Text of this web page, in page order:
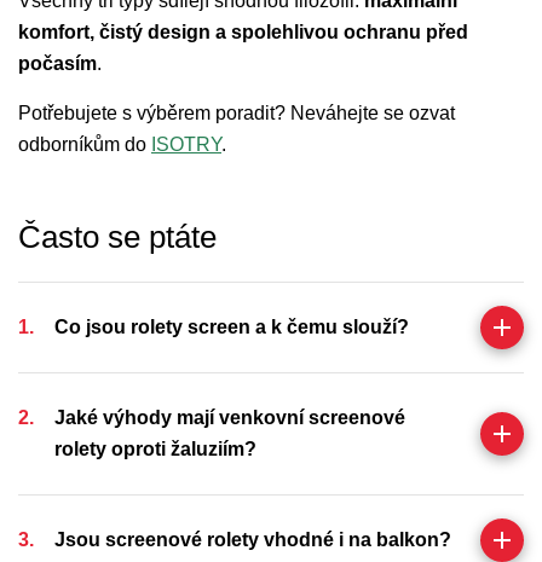
komfort, čistý design a spolehlivou ochranu před
počasím.
Potřebujete s výběrem poradit? Neváhejte se ozvat
odborníkům do ISOTRY.
Často se ptáte
Co jsou rolety screen a k čemu slouží?
Jaké výhody mají venkovní screenové
rolety oproti žaluziím?
Jsou screenové rolety vhodné i na balkon?